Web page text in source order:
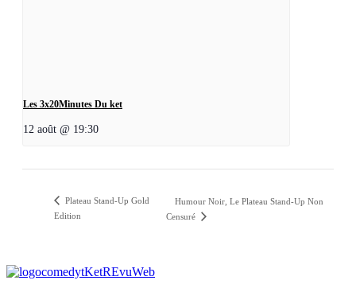
Les 3x20Minutes Du ket
12 août @ 19:30
Plateau Stand-Up Gold
Edition
Humour Noir, Le Plateau Stand-Up Non
Censuré